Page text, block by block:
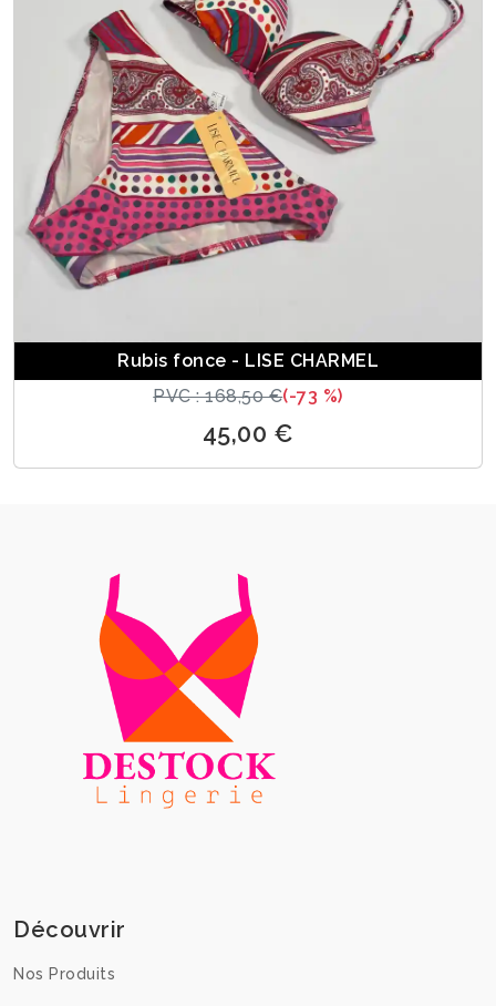
Rubis fonce - LISE CHARMEL
PVC : 168,50 €(-73 %)
45,00 €
Découvrir
Nos Produits